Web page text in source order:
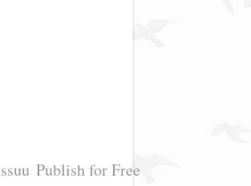
Publish for Free